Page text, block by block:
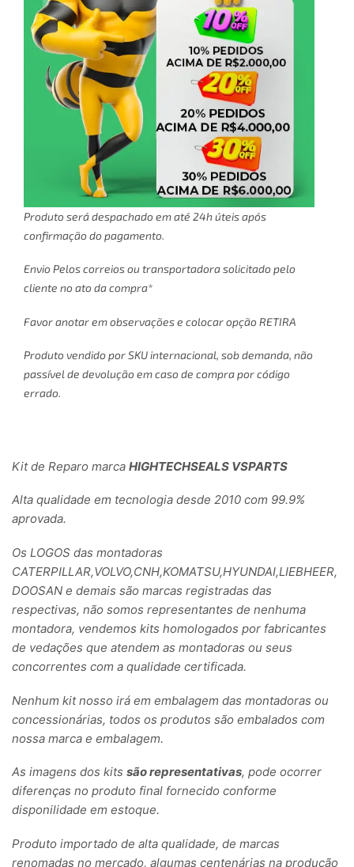
Produto será despachado em até 24h úteis após
confirmação do pagamento.
Envio Pelos correios ou transportadora solicitado pelo
cliente no ato da compra*
Favor anotar em observações e colocar opção RETIRA
Produto vendido por SKU internacional, sob demanda, não
passível de devolução em caso de compra por código
errado.
Kit de Reparo marca HIGHTECHSEALS VSPARTS
Alta qualidade em tecnologia desde 2010 com 99.9%
aprovada.
Os LOGOS das montadoras
CATERPILLAR,VOLVO,CNH,KOMATSU,HYUNDAI,LIEBHEER,
DOOSAN e demais são marcas registradas das
respectivas, não somos representantes de nenhuma
montadora, vendemos kits homologados por fabricantes
de vedações que atendem as montadoras ou seus
concorrentes com a qualidade certificada.
Nenhum kit nosso irá em embalagem das montadoras ou
concessionárias, todos os produtos são embalados com
nossa marca e embalagem.
As imagens dos kits são representativas, pode ocorrer
diferenças no produto final fornecido conforme
disponilidade em estoque.
Produto importado de alta qualidade, de marcas
renomadas no mercado, algumas centenárias na produção